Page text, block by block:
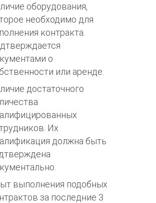
оборудования,
необходимо для
контракта.
о
или аренде.
достаточного
Их
должна быть
выполнения подобных
за последние 3